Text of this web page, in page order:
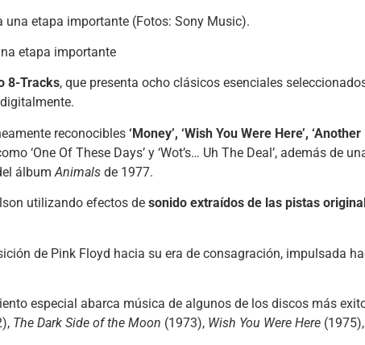
etapa importante
8-Tracks, que presenta ocho clásicos esenciales
reconocibles ‘Money’, ‘Wish You Were Here’,
‘One Of These Days’ y ‘Wot’s… Uh The Deal’, además de
álbum Animals de 1977.
utilizando efectos de sonido extraídos de las pistas
de Pink Floyd hacia su era de consagración, impulsada
especial abarca música de algunos de los discos más
The Dark Side of the Moon (1973), Wish You Were Here